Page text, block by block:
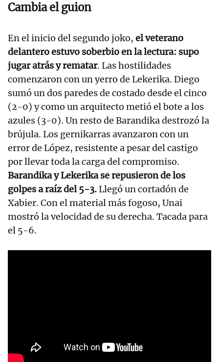
Cambia el guion
En el inicio del segundo joko, el veterano
delantero estuvo soberbio en la lectura: supo
jugar atrás y rematar. Las hostilidades
comenzaron con un yerro de Lekerika. Diego
sumó un dos paredes de costado desde el cinco
(2-0) y como un arquitecto metió el bote a los
azules (3-0). Un resto de Barandika destrozó la
brújula. Los gernikarras avanzaron con un
error de López, resistente a pesar del castigo
por llevar toda la carga del compromiso.
Barandika y Lekerika se repusieron de los
golpes a raíz del 5-3.Llegó un cortadón de
Xabier. Con el material más fogoso, Unai
mostró la velocidad de su derecha. Tacada para
el 5-6.